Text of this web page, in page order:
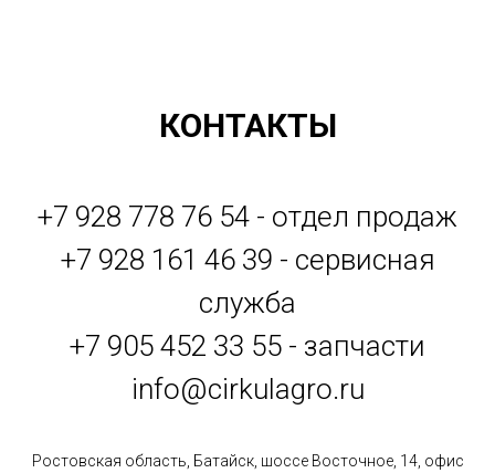
КОНТАКТЫ
+7 928 778 76 54 - отдел продаж
+7 928 161 46 39 - сервисная
служба
+7 905 452 33 55 - запчасти
info@cirkulagro.ru
Ростовская область, Батайск, шоссе Восточное, 14, офис